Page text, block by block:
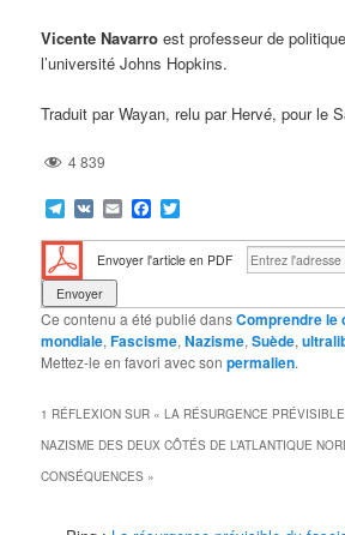
Vicente Navarro est professeur de
l’université Johns Hopkins.
Traduit par Wayan, relu par Hervé, pour le
4 839
Telegram
VK EmailFacebook
Envoyer l'article en PDF
Ce contenu a été publié dansComprendre le
mondiale,Fascisme,Nazisme,Suède,
Mettez-le en favori avec sonpermalien.
1 RÉFLEXION SUR «LA RÉSURGENCE
NAZISME DES DEUX CÔTÉS DE L’ATLANTIQUE
CONSÉQUENCES »